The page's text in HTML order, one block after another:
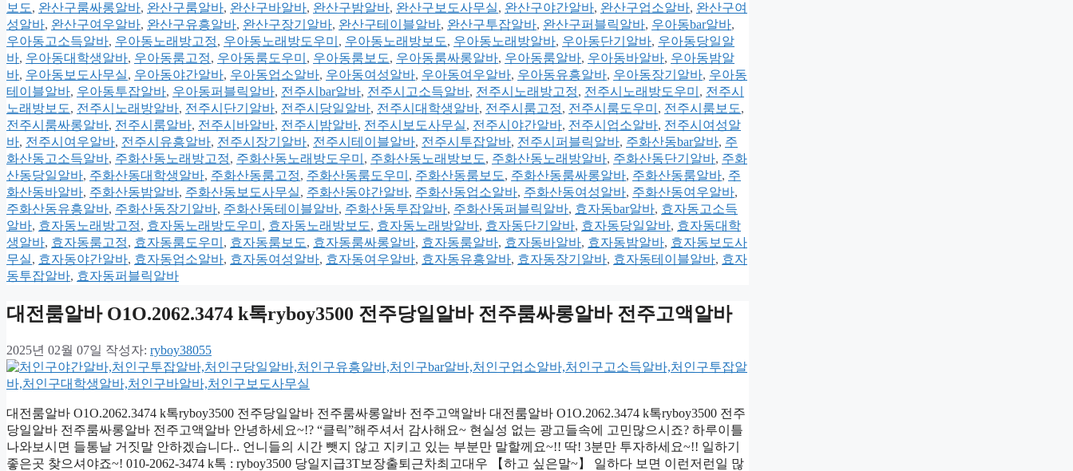
보도, 완산구룸싸롱알바, 완산구룸알바, 완산구바알바, 완산구밤알바, 완산구보도사무실, 완산구야간알바, 완산구업소알바, 완산구여
성알바, 완산구여우알바, 완산구유흥알바, 완산구장기알바, 완산구테이블알바, 완산구투잡알바, 완산구퍼블릭알바, 우아동bar알바,
우아동고소득알바, 우아동노래방고정, 우아동노래방도우미 , 우아동노래방보도, 우아동노래방알바, 우아동단기알바, 우아동당일알
바, 우아동대학생알바, 우아동룸고정, 우아동룸도우미 , 우아동룸보도, 우아동룸싸롱알바, 우아동룸알바, 우아동바알바, 우아동밤알
바, 우아동보도사무실, 우아동야간알바, 우아동업소알바, 우아동여성알바, 우아동여우알바, 우아동유흥알바, 우아동장기알바, 우아동
테이블알바, 우아동투잡알바, 우아동퍼블릭알바, 전주시bar알바, 전주시고소득알바, 전주시노래방고정, 전주시노래방도우미 , 전주시
노래방보도, 전주시노래방알바, 전주시단기알바, 전주시당일알바, 전주시대학생알바, 전주시룸고정, 전주시룸도우미 , 전주시룸보도,
전주시룸싸롱알바, 전주시룸알바, 전주시바알바, 전주시밤알바, 전주시보도사무실, 전주시야간알바, 전주시업소알바, 전주시여성알
바, 전주시여우알바, 전주시유흥알바, 전주시장기알바, 전주시테이블알바, 전주시투잡알바, 전주시퍼블릭알바, 주화산동bar알바, 주
화산동고소득알바, 주화산동노래방고정, 주화산동노래방도우미 , 주화산동노래방보도, 주화산동노래방알바, 주화산동단기알바, 주화
산동당일알바, 주화산동대학생알바, 주화산동룸고정, 주화산동룸도우미 , 주화산동룸보도, 주화산동룸싸롱알바, 주화산동룸알바, 주
화산동바알바, 주화산동밤알바, 주화산동보도사무실, 주화산동야간알바, 주화산동업소알바, 주화산동여성알바, 주화산동여우알바,
주화산동유흥알바, 주화산동장기알바, 주화산동테이블알바, 주화산동투잡알바, 주화산동퍼블릭알바, 효자동bar알바, 효자동고소득
알바, 효자동노래방고정, 효자동노래방도우미 , 효자동노래방보도, 효자동노래방알바, 효자동단기알바, 효자동당일알바, 효자동대학
생알바, 효자동룸고정, 효자동룸도우미 , 효자동룸보도, 효자동룸싸롱알바, 효자동룸알바, 효자동바알바, 효자동밤알바, 효자동보도사
무실, 효자동야간알바, 효자동업소알바, 효자동여성알바, 효자동여우알바, 효자동유흥알바, 효자동장기알바, 효자동테이블알바, 효자
동투잡알바, 효자동퍼블릭알바
대전룸알바 O1O.2062.3474 k톡ryboy3500 전주당일알바 전주룸싸롱알바 전주고액알바
2025년 02월 07일 작성자: ryboy38055
대전룸알바 O1O.2062.3474 k톡ryboy3500 전주당일알바 전주룸싸롱알바 전주고액알바 대전룸알바 O1O.2062.3474 k톡ryboy3500 전주
당일알바 전주룸싸롱알바 전주고액알바 안녕하세요~!? “클릭”해주셔서 감사해요~ 현실성 없는 광고들속에 고민많으시죠? 하루이틀
나와보시면 들통날 거짓말 안하겠습니다.. 언니들의 시간 뺏지 않고 지키고 있는 부분만 말할께요~!! 딱! 3분만 투자하세요~!! 일하기
좋은곳 찾으셔야죠~! 010-2062-3474 k톡 : ryboy3500 당일지급3T보장출퇴근차최고대우 【하고 싶은말~】 일하다 보면 이런저런일 많